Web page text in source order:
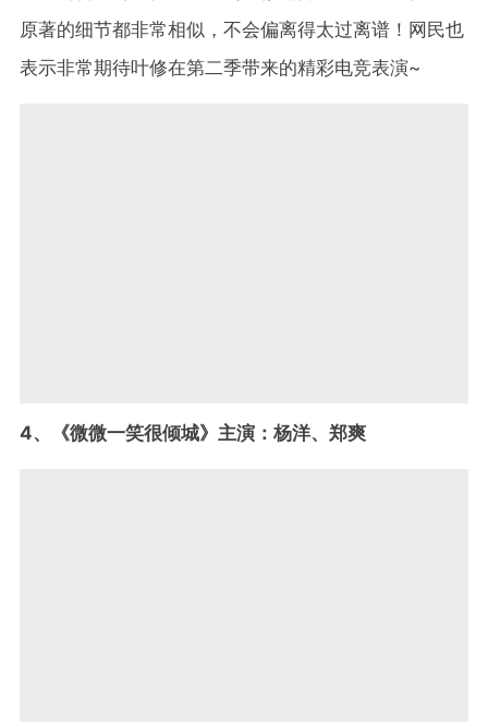
原著的细节都非常相似，不会偏离得太过离谱！网民也
表示非常期待叶修在第二季带来的精彩电竞表演~
4、《微微一笑很倾城》主演：杨洋、郑爽